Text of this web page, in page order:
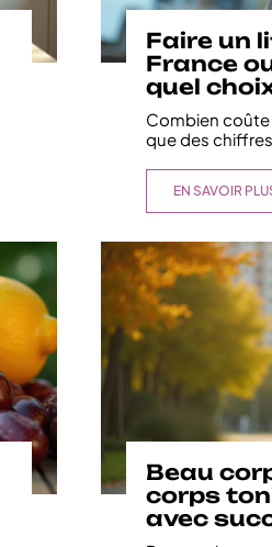
Faire un
France
quel
Combien coûte
que des
EN SAVOIR
Beau
corps
avec